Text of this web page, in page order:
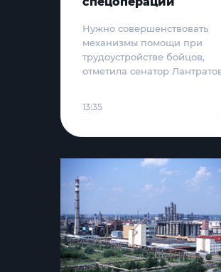
Нужно совершенствовать
механизмы помощи при
трудоустройстве бойцов,
отметила сенатор
13:35